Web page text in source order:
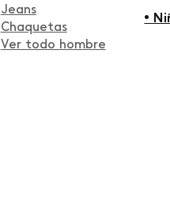
Jeans
Chaquetas
Ver todo hombre
•